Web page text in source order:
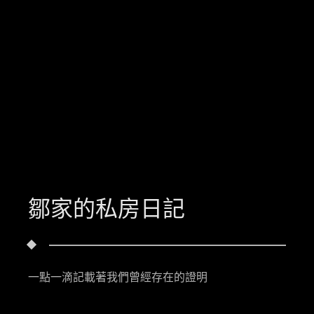
鄒家的私房日記
一點一滴記載著我們曾經存在的證明